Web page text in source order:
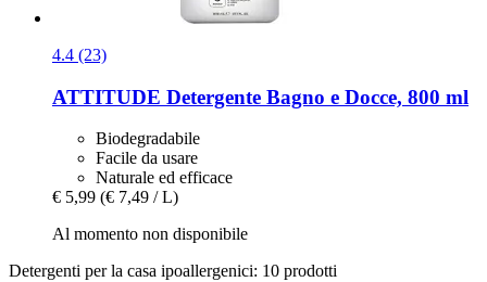
4.4 (23)
ATTITUDE Detergente Bagno e Docce, 800 ml
Biodegradabile
Facile da usare
Naturale ed efficace
€ 5,99 (€ 7,49 / L)
Al momento non disponibile
Detergenti per la casa ipoallergenici: 10 prodotti